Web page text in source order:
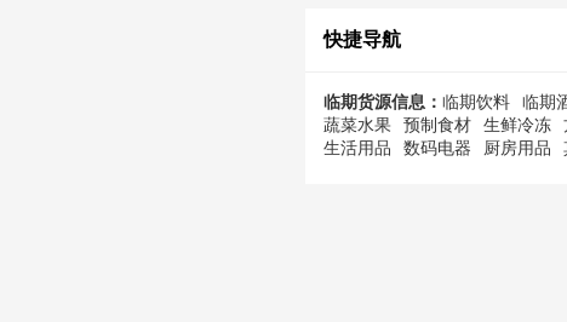
快捷导航
临期货源信息： 临期饮料 临期
蔬菜水果 预制食材 生鲜冷冻
生活用品
数码电器 厨房用品